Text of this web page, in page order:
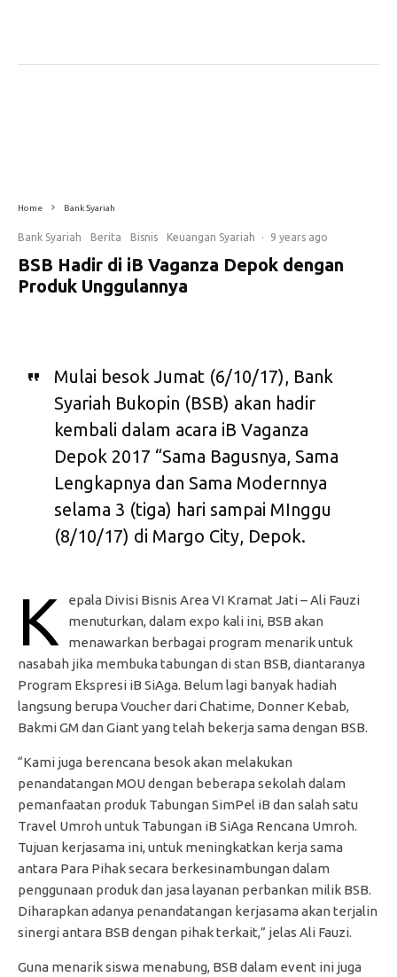
Home Bank Syariah
Bank Syariah Berita Bisnis Keuangan Syariah · 9 years ago
BSB Hadir di iB Vaganza Depok dengan
Produk Unggulannya
Mulai besok Jumat (6/10/17), Bank
Syariah Bukopin (BSB) akan hadir
kembali dalam acara iB Vaganza
Depok 2017 “Sama Bagusnya, Sama
Lengkapnya dan Sama Modernnya
selama 3 (tiga) hari sampai MInggu
(8/10/17) di Margo City, Depok.
K
epala Divisi Bisnis Area VI Kramat Jati – Ali Fauzi
menuturkan, dalam expo kali ini, BSB akan
menawarkan berbagai program menarik untuk
nasabah jika membuka tabungan di stan BSB, diantaranya
Program Ekspresi iB SiAga. Belum lagi banyak hadiah
langsung berupa Voucher dari Chatime, Donner Kebab,
Bakmi GM dan Giant yang telah bekerja sama dengan BSB.
“Kami juga berencana besok akan melakukan
penandatangan MOU dengan beberapa sekolah dalam
pemanfaatan produk Tabungan SimPel iB dan salah satu
Travel Umroh untuk Tabungan iB SiAga Rencana Umroh.
Tujuan kerjasama ini, untuk meningkatkan kerja sama
antara Para Pihak secara berkesinambungan dalam
penggunaan produk dan jasa layanan perbankan milik BSB.
Diharapkan adanya penandatangan kerjasama akan terjalin
sinergi antara BSB dengan pihak terkait,” jelas Ali Fauzi.
Guna menarik siswa menabung, BSB dalam event ini juga